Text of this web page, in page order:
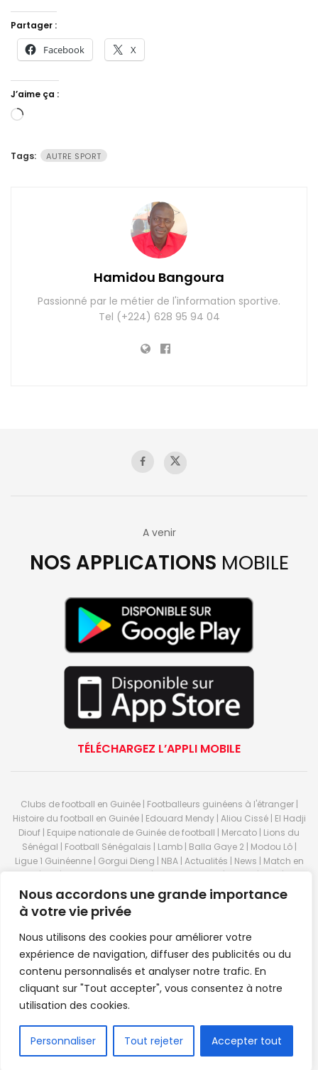
Nous accordons une grande importance
à votre vie privée
Nous utilisons des cookies pour améliorer votre
expérience de navigation, diffuser des publicités ou du
contenu personnalisés et analyser notre trafic. En
cliquant sur "Tout accepter", vous consentez à notre
utilisation des cookies.
Personnaliser Tout rejeter Accepter tout
Partager :
Facebook X
J’aime ça :
Chargement…
Tags: AUTRE SPORT
Hamidou Bangoura
Passionné par le métier de l'information sportive.
Tel (+224) 628 95 94 04
A venir
NOS APPLICATIONS MOBILE
TÉLÉCHARGEZ L’APPLI MOBILE
Clubs de football en Guinée | Footballeurs guinéens à l'étranger |
Histoire du football en Guinée | Edouard Mendy | Aliou Cissé | El Hadji
Diouf | Equipe nationale de Guinée de football | Mercato | Lions du
Sénégal | Football Sénégalais | Lamb | Balla Gaye 2 | Modou Lô |
Ligue 1 Guinéenne | Gorgui Dieng | NBA | Actualités | News | Match en
direct | But | Actualité au Guinée | Premier League | Ligue 1 | Liga | Serie
A | LSFP | Conakry | Guinée | Sport Guineen | Basket Guineens | Foot
Guineen | Handball Guinee | Match Guinee | Championnat Guinée |
Stade du 28 septembre | Coupe d'Afrique des nations de football |
Equipe de Guinee| Equipe national de Guinée | Senegal Equipe |
Guinée | Le Senegal | Dakar | Coupe de Guinée | Stade du 28
septembre | Foot Club | Sport Guinee | Sport Senegal | Paris Foot |
Sport en direct | Boxe | Sénégal Dakar | La Guinée | Live Sport | RTG |
Guinee en direct | Foot en direct | Foot direct | Eurosports | Football
direct | Vidéo | Télécharger Africasport | Clubs de football guinéens |
magazine theme byConfordev.
FR